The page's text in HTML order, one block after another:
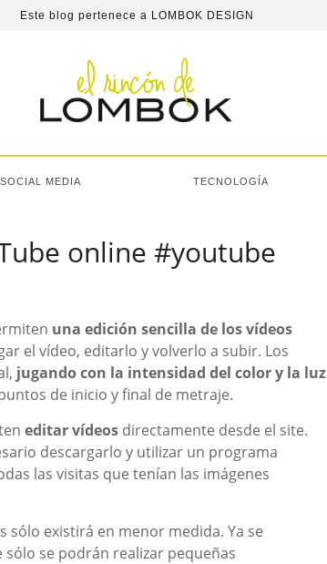
Este blog pertenece a LOMBOK DESIGN
SOCIAL MEDIA TECNOLOGÍA
online #youtube
una edición sencilla de los vídeos
el vídeo, editarlo y volverlo a subir. Los
jugando con la intensidad del color y la luz
de inicio y final de metraje.
editar vídeos directamente desde el site.
descargarlo y utilizar un programa
las visitas que tenían las imágenes
existirá en menor medida. Ya se
sólo se podrán realizar pequeñas